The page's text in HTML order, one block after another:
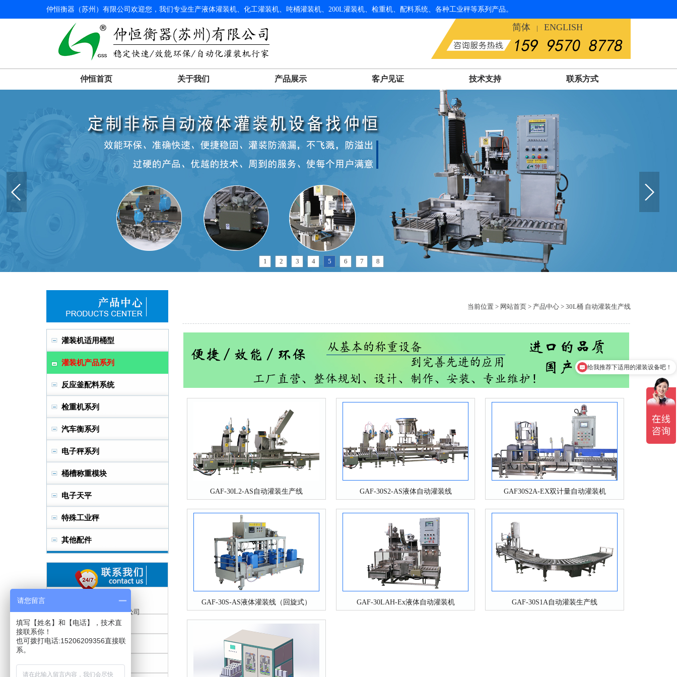
仲恒衡器（苏州）有限公司欢迎您，我们专业生产液体灌装机、化工灌装机、吨桶灌装机、200L灌装机、检重机、配料系统、各种工业秤等系列产品。
简体 | ENGLISH
仲恒首页 关于我们 产品展示 客户见证 技术支持 联系方式
1 2 3 4 5 6 7 8
灌装机适用桶型
灌装机产品系列
反应釜配料系统
检重机系列
汽车衡系列
电子秤系列
桶槽称重模块
电子天平
特殊工业秤
其他配件
仲恒衡器（苏州）有限公司
wxb@gss-scale.com
当前位置 > 网站首页 > 产品中心 > 30L桶 自动灌装生产线
GAF-30L2-AS自动灌装生产线 GAF-30S2-AS液体自动灌装线 GAF30S2A-EX双计量自动灌装机
GAF-30S-AS液体灌装线（回旋式） GAF-30LAH-Ex液体自动灌装机 GAF-30S1A自动灌装生产线
给我推荐下适用的灌装设备吧！
请您留言
填写【姓名】和【电话】，技术直
接联系你！
也可拨打电话:15206209356直接联
系。